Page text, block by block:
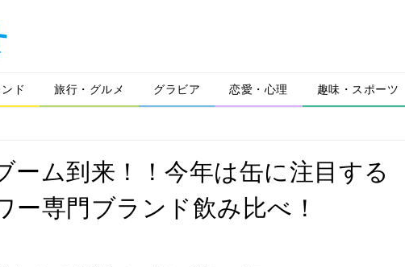
ド 旅行・グルメ グラビア 恋愛・心理 趣味・スポーツ
ーム到来！！今年は缶に注目する
ー専門ブランド飲み比べ！